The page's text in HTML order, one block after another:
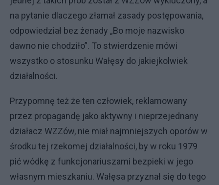
na pytanie dlaczego złamał zasady postępowania,
odpowiedział bez żenady „Bo moje nazwisko
dawno nie chodziło”. To stwierdzenie mówi
wszystko o stosunku Wałęsy do jakiejkolwiek
działalności.
Przypomnę też że ten człowiek, reklamowany
przez propagandę jako aktywny i nieprzejednany
działacz WZZów, nie miał najmniejszych oporów w
środku tej rzekomej działalności, by w roku 1979
pić wódkę z funkcjonariuszami bezpieki w jego
własnym mieszkaniu. Wałęsa przyznał się do tego